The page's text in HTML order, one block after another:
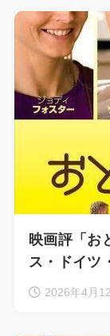
映画評「お
ス・ドイツ
2026年4月